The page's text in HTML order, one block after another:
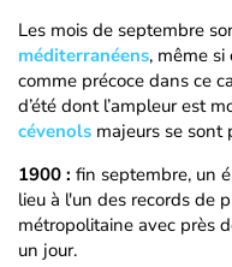
Les mois de septembre
méditerranéens, même
comme précoce dans ce
d’été dont l’ampleur est
cévenols majeurs se sont
1900 : fin septembre, un
lieu à l'un des records de
métropolitaine avec près
un jour.